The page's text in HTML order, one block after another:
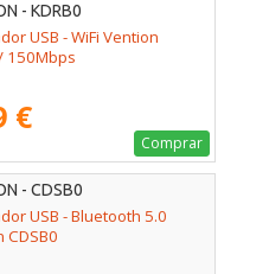
- KDRB0
USB - WiFi Vention
150Mbps
€
Comprar
- CDSB0
USB - Bluetooth 5.0
CDSB0